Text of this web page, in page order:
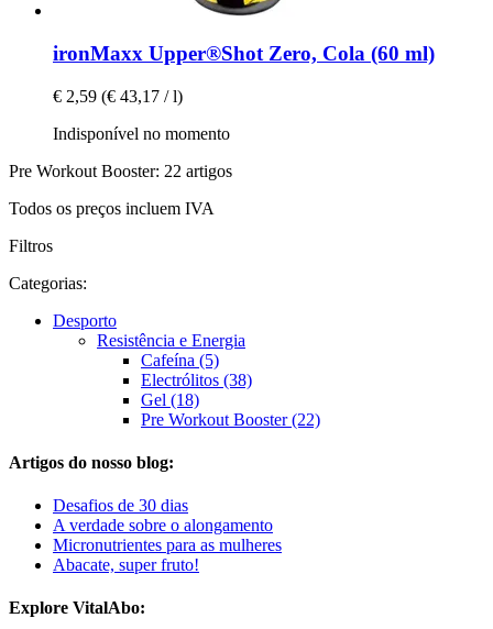
ironMaxx Upper®Shot Zero, Cola (60 ml)
€ 2,59 (€ 43,17 / l)
Indisponível no momento
Pre Workout Booster: 22 artigos
Todos os preços incluem IVA
Filtros
Categorias:
Desporto
Resistência e Energia
Cafeína (5)
Electrólitos (38)
Gel (18)
Pre Workout Booster (22)
Artigos do nosso blog:
Desafios de 30 dias
A verdade sobre o alongamento
Micronutrientes para as mulheres
Abacate, super fruto!
Explore VitalAbo: